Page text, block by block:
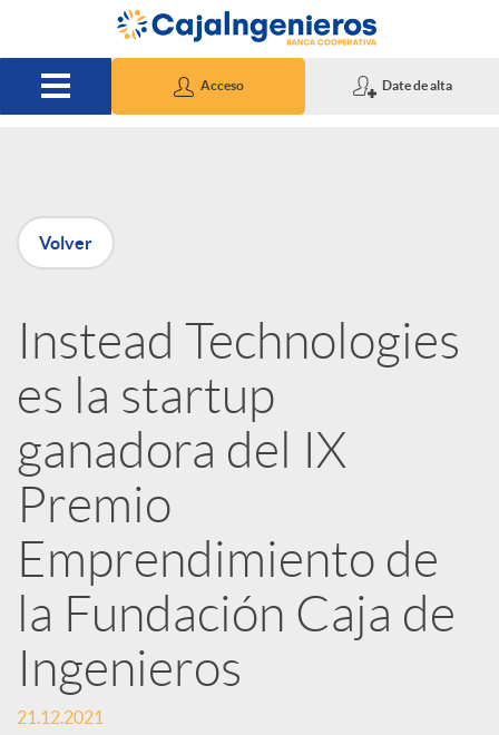
Saltar al contenido principal
Acceso Date de alta
P
u
b
l
i
c
a
d
Volver
Instead Technologies
es la startup
ganadora del IX
Premio
Emprendimiento de
la Fundación Caja de
Ingenieros
21.12.2021